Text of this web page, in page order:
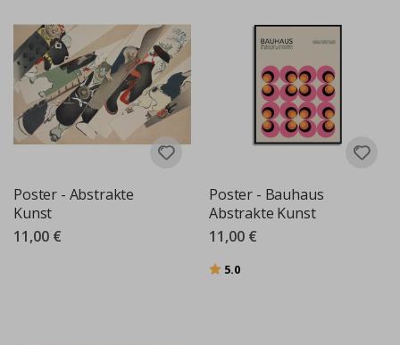
Poster - Abstrakte
Kunst
11,00 €
Poster - Bauhaus
Abstrakte Kunst
11,00 €
Bewertung:
5.0